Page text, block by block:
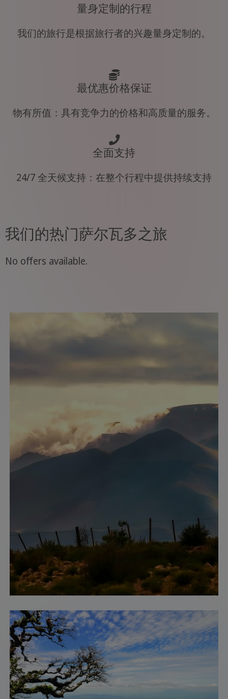
量身定制的行程
我们的旅行是根据旅行者的兴趣量身定制的。
最优惠价格保证
物有所值：具有竞争力的价格和高质量的服务。
全面支持
24/7 全天候支持：在整个行程中提供持续支持
我们的热门萨尔瓦多之旅
No offers available.